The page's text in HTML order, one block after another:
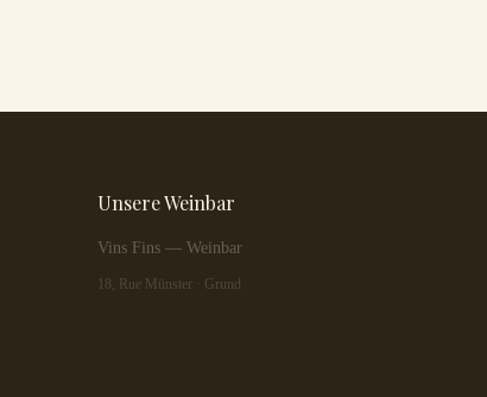
Unsere Weinbar
Vins Fins — Weinbar
18, Rue Münster · Grund